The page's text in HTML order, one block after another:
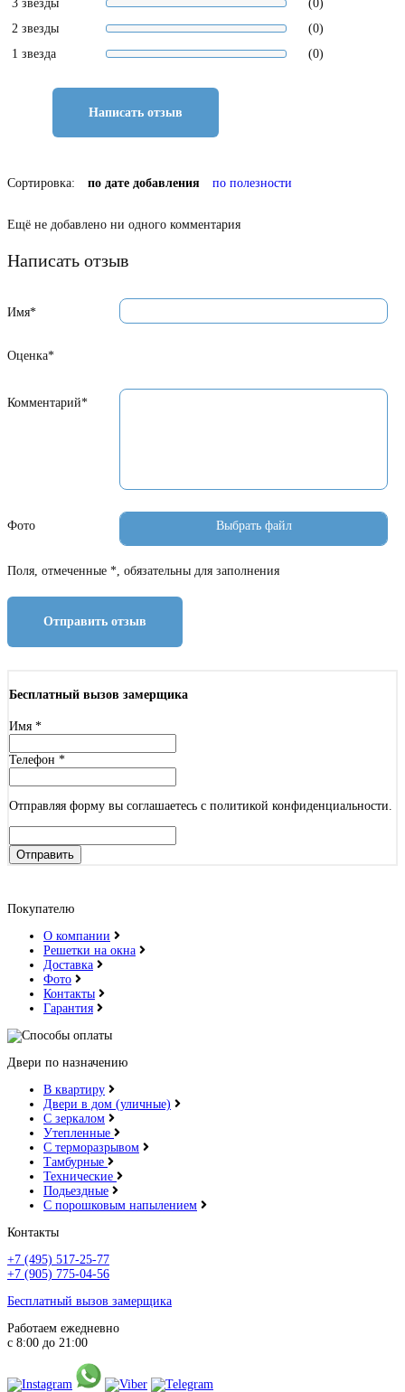
3 звезды
(0)
2 звезды
(0)
1 звезда
(0)
Написать отзыв
Сортировка: по дате добавления по полезности
Ещё не добавлено ни одного комментария
Написать отзыв
Имя*
Оценка*
Комментарий*
Фото
Поля, отмеченные *, обязательны для заполнения
Отправить отзыв
Бесплатный вызов замерщика
Имя *
Телефон *
Отправляя форму вы соглашаетесь с политикой конфиденциальности.
Отправить
Покупателю
О компании
Решетки на окна
Доставка
Фото
Контакты
Гарантия
Двери по назначению
В квартиру
Двери в дом (уличные)
С зеркалом
Утепленные
С терморазрывом
Тамбурные
Технические
Подьездные
С порошковым напылением
Контакты
+7 (495) 517-25-77
+7 (905) 775-04-56
Бесплатный вызов замерщика
Работаем ежедневно
с 8:00 до 21:00